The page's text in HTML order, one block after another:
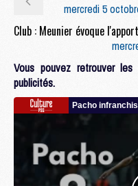
mercredi 5
Vous pouvez retrouver
publicités.